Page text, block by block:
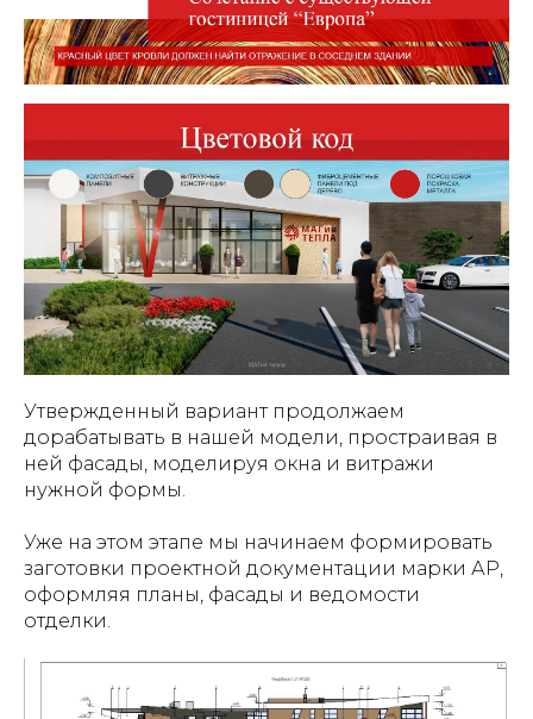
Утвержденный вариант продолжаем
дорабатывать в нашей модели, простраивая в
ней фасады, моделируя окна и витражи
нужной формы.
Уже на этом этапе мы начинаем формировать
заготовки проектной документации марки АР,
оформляя планы, фасады и ведомости
отделки.